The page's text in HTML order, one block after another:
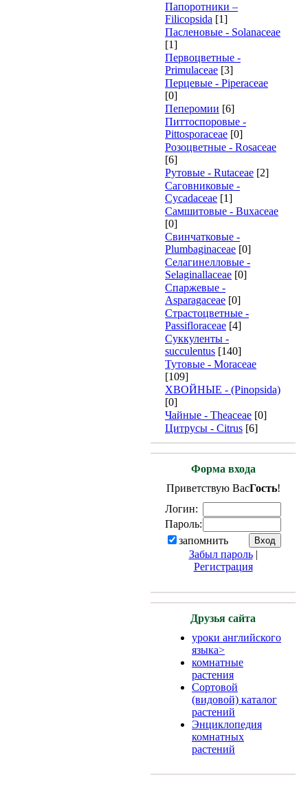
Папоротники –
Filicopsida [1]
Пасленовые - Solanaceae
[1]
Первоцветные -
Primulaceae [3]
Перцевые - Piperaceae
[0]
Пеперомии [6]
Питтоспоровые -
Pittosporaceae [0]
Розоцветные - Rosaceae
[6]
Рутовые - Rutaceae [2]
Саговниковые -
Cycadaceae [1]
Самшитовые - Buxaceae
[0]
Свинчатковые -
Plumbaginaceae [0]
Селагинелловые -
Selaginallaceae [0]
Спаржевые -
Asparagaceae [0]
Страстоцветные -
Passifloraceae [4]
Суккуленты -
succulentus [140]
Тутовые - Moraceae
[109]
ХВОЙНЫЕ - (Pinopsida)
[0]
Чайные - Theaceae [0]
Цитрусы - Citrus [6]
Форма входа
Приветствую ВасГость!
Логин:
Пароль:
запомнить
Забыл пароль|
Регистрация
Друзья сайта
уроки английского
языкa>
комнатные
растения
Сортовой
(видовой) каталог
растений
Энциклопедия
комнатных
растений